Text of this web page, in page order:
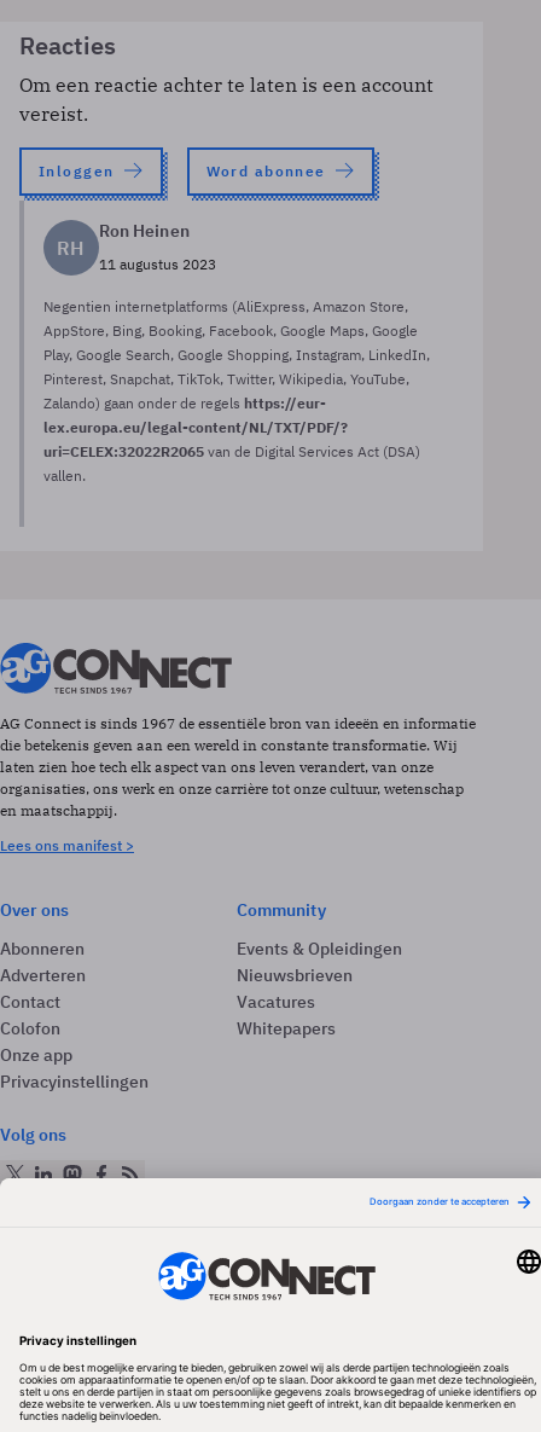
Reacties
Om een reactie achter te laten is een account
vereist.
Inloggen Word abonnee
RH
Ron Heinen
11 augustus 2023
Negentien internetplatforms (AliExpress, Amazon Store,
AppStore, Bing, Booking, Facebook, Google Maps, Google
Play, Google Search, Google Shopping, Instagram, LinkedIn,
Pinterest, Snapchat, TikTok, Twitter, Wikipedia, YouTube,
Zalando) gaan onder de regels https://eur-
lex.europa.eu/legal-content/NL/TXT/PDF/?
uri=CELEX:32022R2065 van de Digital Services Act (DSA)
vallen.
AG Connect is sinds 1967 de essentiële bron van ideeën en informatie
die betekenis geven aan een wereld in constante transformatie. Wij
laten zien hoe tech elk aspect van ons leven verandert, van onze
organisaties, ons werk en onze carrière tot onze cultuur, wetenschap
en maatschappij.
Lees ons manifest >
Over ons
Abonneren
Adverteren
Contact
Colofon
Onze app
Privacyinstellingen
Community
Events & Opleidingen
Nieuwsbrieven
Vacatures
Whitepapers
Volg ons
Algemene Voorwaarden & Copyrights
Privacy & Cookies